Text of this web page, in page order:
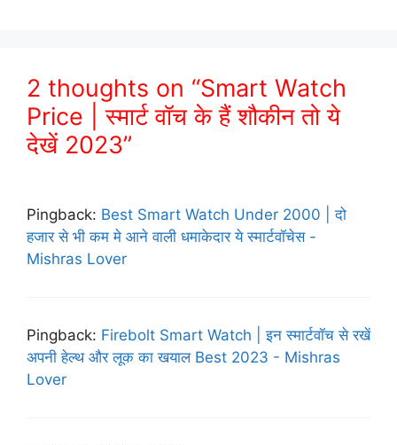
2 thoughts on “Smart Watch
Price | स्मार्ट वॉच के हैं शौकीन तो ये
देखें 2023”
Pingback: Best Smart Watch Under 2000 | दो
हजार से भी कम मे आने वाली धमाकेदार ये स्मार्टवॉचेस -
Mishras Lover
Pingback: Firebolt Smart Watch | इन स्मार्टवॉच से रखें
अपनी हेल्थ और लूक का खयाल Best 2023 - Mishras
Lover